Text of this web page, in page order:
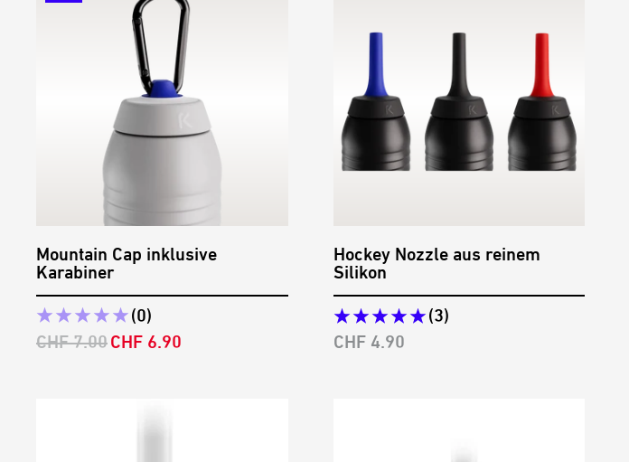
Mountain Cap inklusive
Karabiner
(0)
Angebotspreis
CHF 6.90
Regulärer
CHF 7.00
Hockey Nozzle aus reinem
Silikon
(3)
Angebotspreis
CHF 4.90